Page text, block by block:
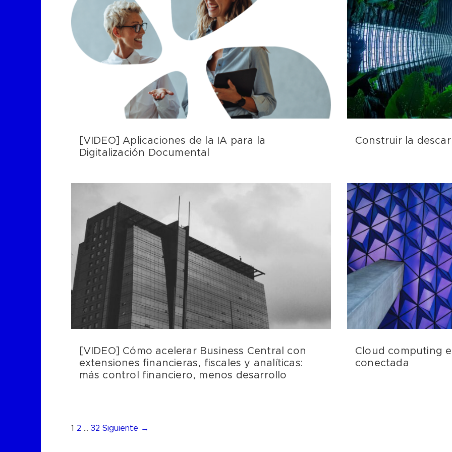
[VIDEO] Aplicaciones de la IA para la
Digitalización Documental
Construir la
[VIDEO] Cómo acelerar Business Central con
extensiones financieras, fiscales y analíticas:
más control financiero, menos desarrollo
Cloud computing
conectada
1 2 … 32 Siguiente →